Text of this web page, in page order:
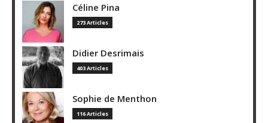
Céline Pina
273 Articles
Didier Desrimais
403 Articles
Sophie de Menthon
116 Articles